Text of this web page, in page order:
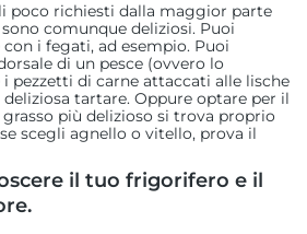
poco richiesti dalla maggior parte
comunque deliziosi. Puoi
con i fegati, ad esempio. Puoi
di un pesce (ovvero lo
i pezzetti di carne attaccati alle lische
deliziosa tartare. Oppure optare per il
più delizioso si trova proprio
scegli agnello o vitello, prova il
il tuo frigorifero e il